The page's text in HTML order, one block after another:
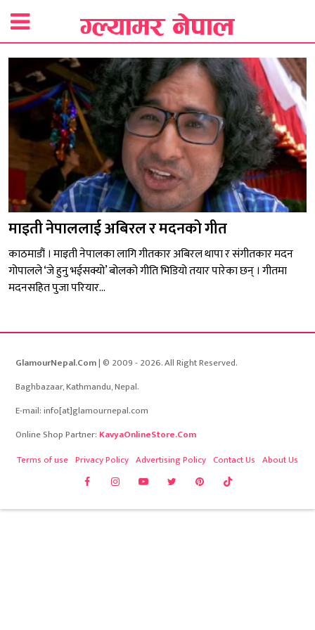
माइती नेपाललाई अबिरल र मदनको गीत
काठमाडौं । माइती नेपालका लागि गीतकार अबिरल थापा र संगीतकार मदन
गोपालले ‘जे हुनु भईसक्यो’ बोलको गीति भिडियो तयार पारेका छन् । गीतमा
मदनसहित पुजा परियार...
GlamourNepal.Com| © 2009 - 2026. All Right Reserved.
Baghbazaar, Kathmandu, Nepal.
E-mail: info[at]glamournepal.com
Online Shop Partner: KavyaOnlineStore.Com
Terms of use Privacy Policy Advertising Policy Contact Us About Us